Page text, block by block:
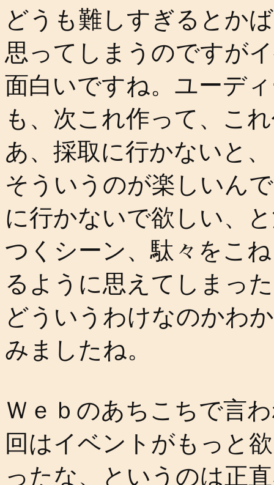
どうも難しすぎるとか
思ってしまうのですが
面白いですね。ユーデ
も、次これ作って、こ
あ、採取に行かないと
そういうのが楽しいん
に行かないで欲しい、
つくシーン、駄々をこ
るように思えてしまっ
どういうわけなのかわ
みましたね。
Ｗｅｂのあちこちで言
回はイベントがもっと
ったな、というのは正